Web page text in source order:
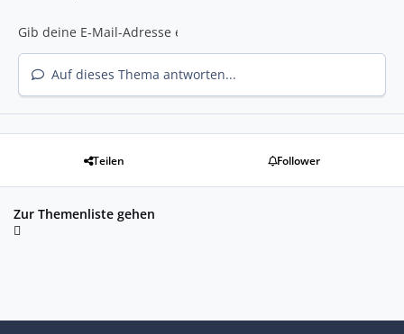
Auf dieses Thema antworten...
Teilen Follower
Zur Themenliste gehen